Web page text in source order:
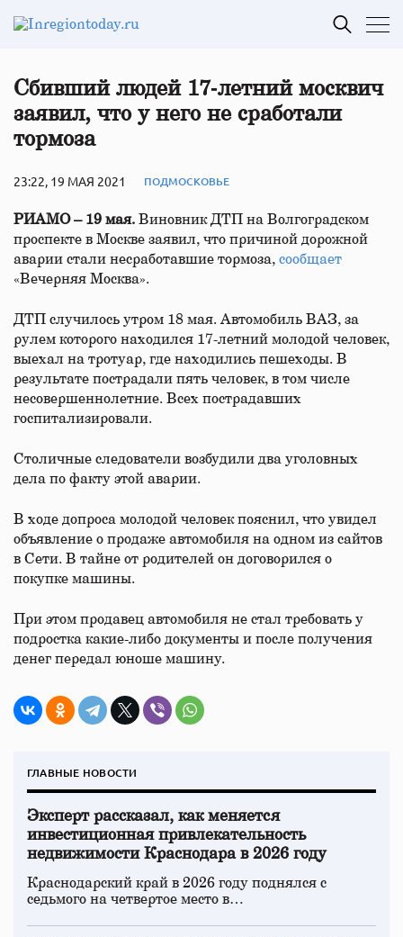
Сбивший людей 17‑летний москвич
заявил, что у него не сработали
тормоза
23:22, 19 МАЯ 2021 ПОДМОСКОВЬЕ
РИАМО – 19 мая. Виновник ДТП на Волгоградском
проспекте в Москве заявил, что причиной дорожной
аварии стали несработавшие тормоза, сообщает
«Вечерняя Москва».
ДТП случилось утром 18 мая. Автомобиль ВАЗ, за
рулем которого находился 17-летний молодой человек,
выехал на тротуар, где находились пешеходы. В
результате пострадали пять человек, в том числе
несовершеннолетние. Всех пострадавших
госпитализировали.
Столичные следователи возбудили два уголовных
дела по факту этой аварии.
В ходе допроса молодой человек пояснил, что увидел
объявление о продаже автомобиля на одном из сайтов
в Сети. В тайне от родителей он договорился о
покупке машины.
При этом продавец автомобиля не стал требовать у
подростка какие-либо документы и после получения
денег передал юноше машину.
ГЛАВНЫЕ НОВОСТИ
Эксперт рассказал, как меняется
инвестиционная привлекательность
недвижимости Краснодара в 2026 году
Краснодарский край в 2026 году поднялся с
седьмого на четвертое место в…